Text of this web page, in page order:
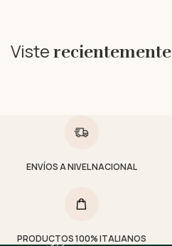
Viste recientemente
ENVÍOS A NIVEL NACIONAL
PRODUCTOS 100% ITALIANOS